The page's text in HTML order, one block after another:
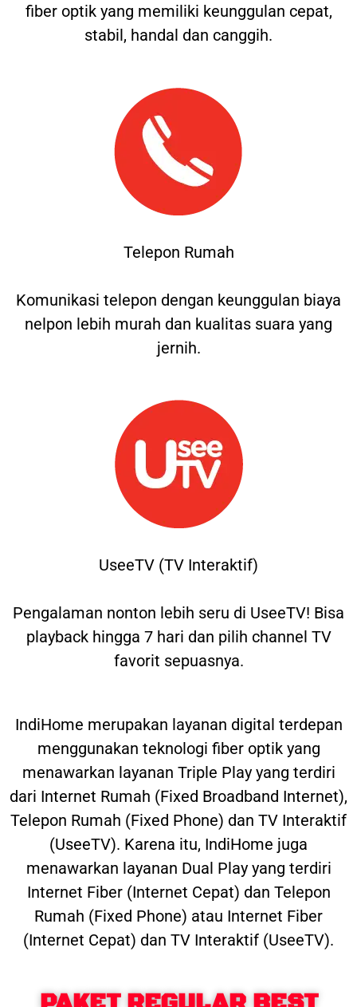
fiber optik yang memiliki keunggulan cepat,
stabil, handal dan canggih.
Telepon Rumah
Komunikasi telepon dengan keunggulan biaya
nelpon lebih murah dan kualitas suara yang
jernih.
UseeTV (TV Interaktif)
Pengalaman nonton lebih seru di UseeTV! Bisa
playback hingga 7 hari dan pilih channel TV
favorit sepuasnya.
IndiHome merupakan layanan digital terdepan
menggunakan teknologi fiber optik yang
menawarkan layanan Triple Play yang terdiri
dari Internet Rumah (Fixed Broadband Internet),
Telepon Rumah (Fixed Phone) dan TV Interaktif
(UseeTV). Karena itu, IndiHome juga
menawarkan layanan Dual Play yang terdiri
Internet Fiber (Internet Cepat) dan Telepon
Rumah (Fixed Phone) atau Internet Fiber
(Internet Cepat) dan TV Interaktif (UseeTV).